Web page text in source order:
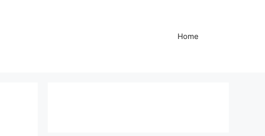
Home